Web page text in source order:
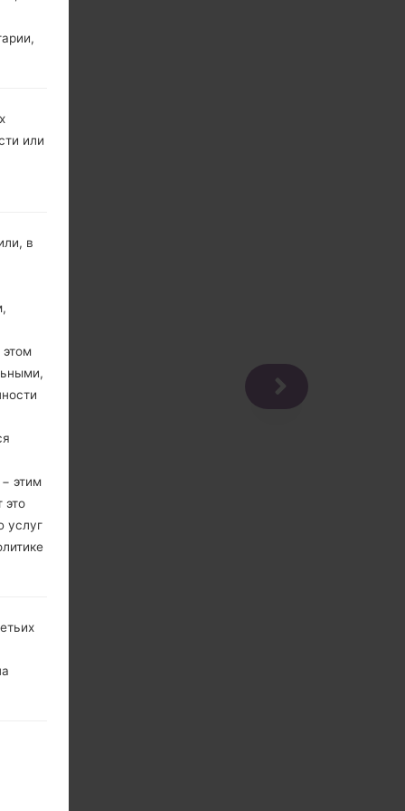
или
в
этом
этим
это
услуг